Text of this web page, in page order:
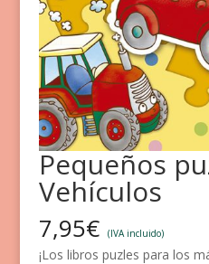
Pequeños
Vehículos
7,95€ (IVA incluido)
¡Los libros puzles para los